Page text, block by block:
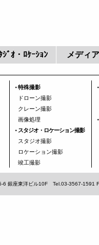
ｼﾞｵ・ﾛｹｰｼｮﾝ メディ
特殊撮影
ドローン撮影
クレーン撮影
画像処理
スタジオ・ロケーション撮影
スタジオ撮影
ロケーション撮影
竣工撮影
銀座東洋ビル10F Tel.03-3567-1591